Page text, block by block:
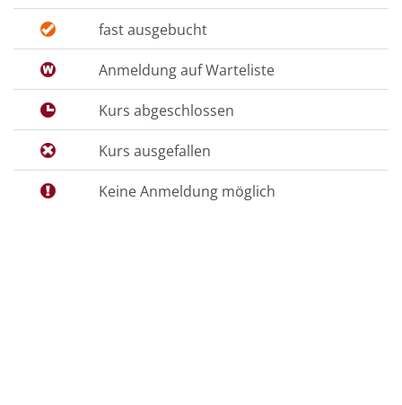
fast ausgebucht
Anmeldung auf Warteliste
Kurs abgeschlossen
Kurs ausgefallen
Keine Anmeldung möglich